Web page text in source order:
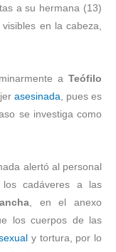
a su hermana (13)
en la cabeza,
a Teófilo
asesinada, pues es
se investiga como
alertó al personal
cadáveres a las
, en el anexo
los cuerpos de las
y tortura, por lo